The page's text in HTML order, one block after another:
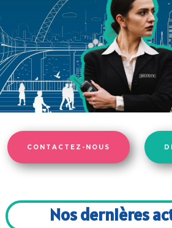
CONTACTEZ-NOUS
Nos dernières